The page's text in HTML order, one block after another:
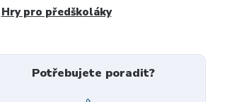
Hry pro předškoláky
Potřebujete poradit?